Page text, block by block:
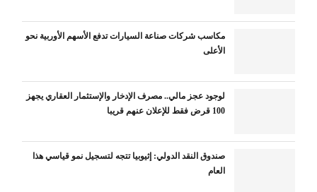
مكاسب شركات صناعة السيارات تدفع الأسهم الأوربية نحو
الأعلى
لوجود عجز مالي.. مصرف الإدخار والإستثمار العقاري يجهز
100 قرض فقط للإعلان عنهم قريبا
صندوق النقد الدولي: إثيوبيا تتجه لتسجيل نمو قياسي هذا
العام